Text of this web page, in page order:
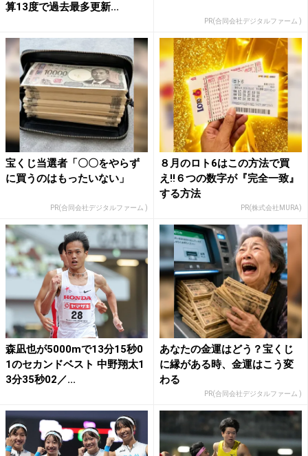
算13度で過去最多更新...
PR(合同会社デジタルファーム )
宝くじ当選者「〇〇をやらず
に買うのはもったいない」
PR(合同会社デジタルファーム )
８月のロト6はこの方法で買
え!!６つの数字が『完全一致』
する方法
PR(株式会社MURA)
森凪也が5000mで13分15秒0
1のセカンドベスト 中野翔太1
3分35秒02／...
あなたの金運はどう？宝くじ
に縁がある時、金運はこう変
わる
PR(合同会社デジタルファーム )